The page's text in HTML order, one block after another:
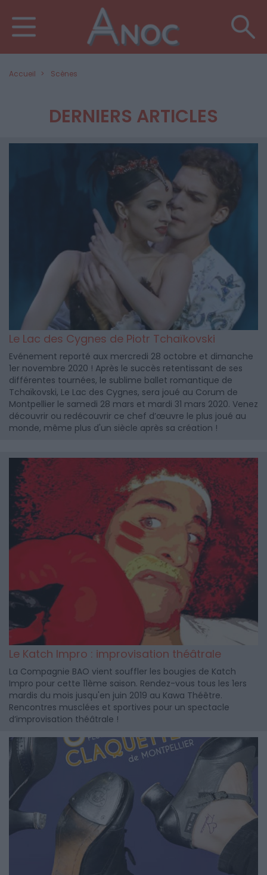
Accueil Scènes
DERNIERS ARTICLES
Le Lac des Cygnes de Piotr Tchaïkovski
Evénement reporté aux mercredi 28 octobre et dimanche
1er novembre 2020 ! Après le succès retentissant de ses
différentes tournées, le sublime ballet romantique de
Tchaïkovski, Le Lac des Cygnes, sera joué au Corum de
Montpellier le samedi 28 mars et mardi 31 mars 2020. Venez
découvrir ou redécouvrir ce chef d’œuvre le plus joué au
monde, même plus d'un siècle après sa création !
Le Katch Impro : improvisation théâtrale
La Compagnie BAO vient souffler les bougies de Katch
Impro pour cette 11ème saison. Rendez-vous tous les 1ers
mardis du mois jusqu'en juin 2019 au Kawa Théêtre.
Rencontres musclées et sportives pour un spectacle
d’improvisation théâtrale !